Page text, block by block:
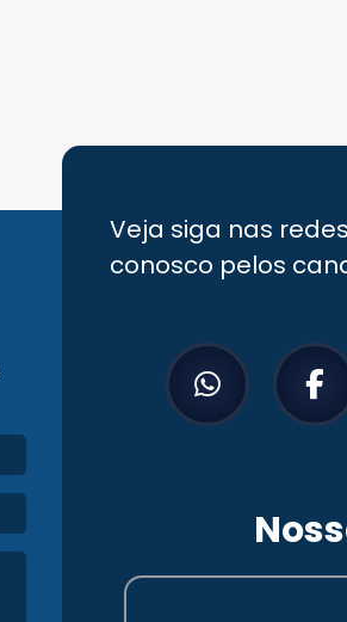
Veja siga nas
conosco pelos